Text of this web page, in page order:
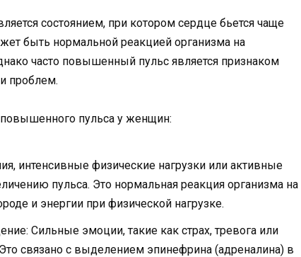
состоянием, при котором сердце бьется чаще
быть нормальной реакцией организма на
часто повышенный пульс является признаком
проблем.
пульса у женщин:
интенсивные физические нагрузки или активные
пульса. Это нормальная реакция организма на
и энергии при физической нагрузке.
Сильные эмоции, такие как страх, тревога или
связано с выделением эпинефрина (адреналина) в